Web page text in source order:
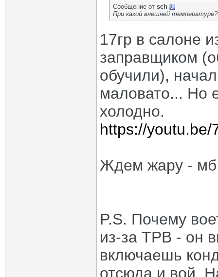
Сообщение от sch
При какой внешней температуре?
17гр в салоне
заправщиком
обучили),
маловато... Но
холодно.
https://youtu.be/
Ждем жару - мб
P.S. Почему
из-за ТРВ - он
включаешь
отсюда и вой.